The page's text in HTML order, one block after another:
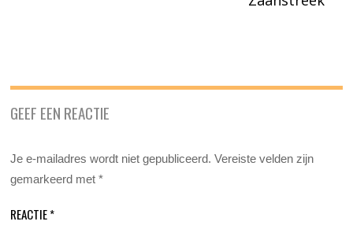
GEEF EEN REACTIE
Je e-mailadres wordt niet gepubliceerd. Vereiste velden zijn
gemarkeerd met*
REACTIE*